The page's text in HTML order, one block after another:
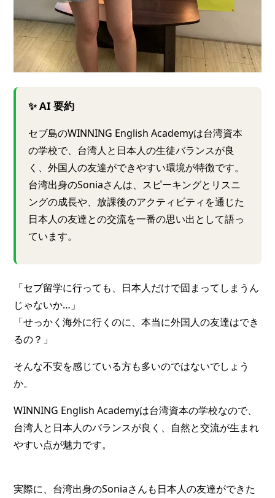
✨ AI 要約
セブ島のWINNING English Academyは台湾資本
の学校で、台湾人と日本人の生徒バランスが良
く、外国人の友達ができやすい環境が特徴です。
台湾出身のSoniaさんは、スピーキングとリスニ
ングの成長や、放課後のアクティビティを通じた
日本人の友達との交流を一番の思い出として語っ
ています。
「セブ留学に行っても、日本人だけで固まってしまうん
じゃないか…」
「せっかく海外に行くのに、本当に外国人の友達はでき
るの？」
そんな不安を感じている方も多いのではないでしょう
か。
WINNING English Academyは台湾資本の学校なので、
台湾人と日本人のバランスが良く、自然と交流が生まれ
やすい点が魅力です。
実際に、台湾出身のSoniaさんも日本人の友達ができた